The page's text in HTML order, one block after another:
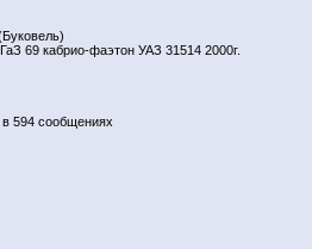
69 кабрио-фаэтон УАЗ 31514 2000г.
594 сообщениях